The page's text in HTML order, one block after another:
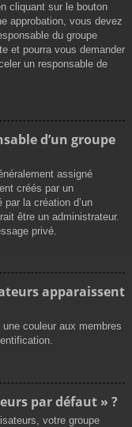
cliquant sur le bouton
approbation, vous devez
du groupe
et pourra vous demander
un responsable de
d’un groupe
assigné
créés par un
la création d’un
être un administrateur.
privé.
apparaissent
couleur aux membres
par défaut » ?
votre groupe